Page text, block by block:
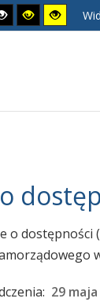
o dostępności (
29